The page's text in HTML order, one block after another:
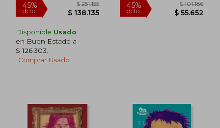
45%
dcto. $ 138.135
Disponible Usado
en Buen Estado a
$ 126.303
Comprar Usado
45%
dcto.